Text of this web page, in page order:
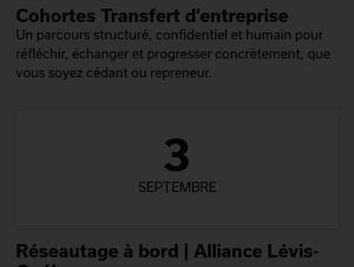
Cohortes Transfert d’entreprise
Un parcours structuré, confidentiel et humain pour
réfléchir, échanger et progresser concrètement, que
vous soyez cédant ou repreneur.
3
SEPTEMBRE
Réseautage à bord | Alliance Lévis-